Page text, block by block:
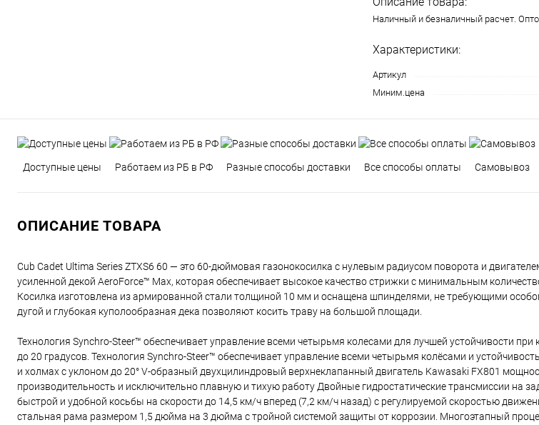
Наличный и безналичный расчет.
Характеристики:
Артикул
Миним.цена
Доступные цены Работаем из РБ в РФ Разные способы доставки Все способы оплаты Самовывоз
ОПИСАНИЕ ТОВАРА
Cub Cadet Ultima Series ZTXS6 60 — это 60-дюймовая газонокосилка с нулевым радиусом поворота и
усиленной декой AeroForce™ Max, которая обеспечивает высокое качество стрижки с минимальным
Косилка изготовлена из армированной стали толщиной 10 мм и оснащена шпинделями, не требующими
дугой и глубокая куполообразная дека позволяют косить траву на большой площади.
Технология Synchro-Steer™ обеспечивает управление всеми четырьмя колесами для лучшей устойчивости
до 20 градусов. Технология Synchro-Steer™ обеспечивает управление всеми четырьмя колёсами и
и холмах с уклоном до 20° V-образный двухцилиндровый верхнеклапанный двигатель Kawasaki FX801
производительность и исключительно плавную и тихую работу Двойные гидростатические трансмиссии на
быстрой и удобной косьбы на скорости до 14,5 км/ч вперед (7,2 км/ч назад) с регулируемой скоростью
стальная рама размером 1,5 дюйма на 3 дюйма с тройной системой защиты от коррозии. Многоэтапный